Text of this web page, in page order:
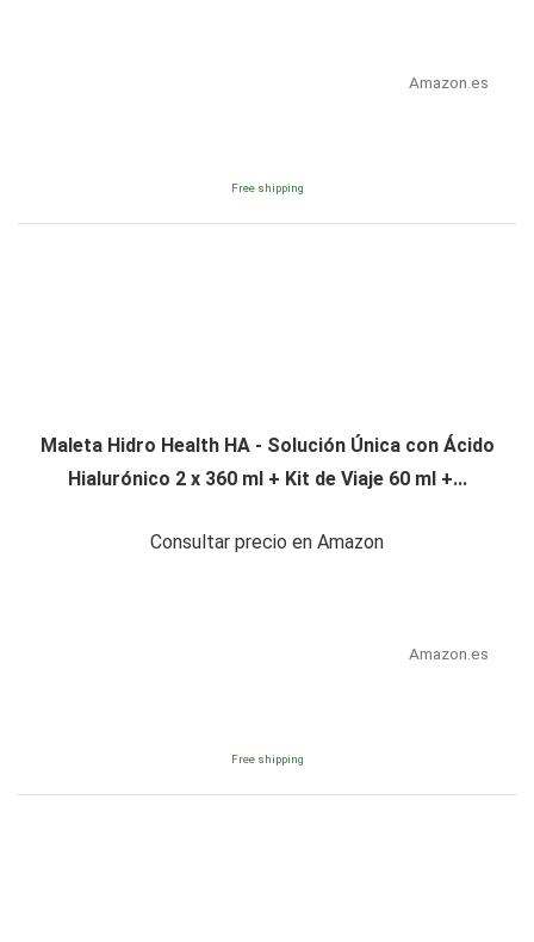
Amazon.es
Free shipping
Maleta Hidro Health HA - Solución Única con Ácido
Hialurónico 2 x 360 ml + Kit de Viaje 60 ml +...
Consultar precio en Amazon
Amazon.es
Free shipping